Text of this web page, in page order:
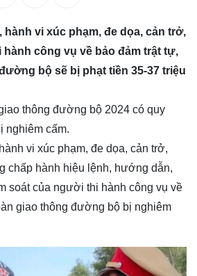
hành vi xúc phạm, đe dọa, cản trở,
công vụ về bảo đảm trật tự,
bộ sẽ bị phạt tiền 35-37 triệu
thông đường bộ 2024 có quy
nghiêm cấm.
vi xúc phạm, đe dọa, cản trở,
chấp hành hiệu lệnh, hướng dẫn,
soát của người thi hành công vụ về
giao thông đường bộ bị nghiêm